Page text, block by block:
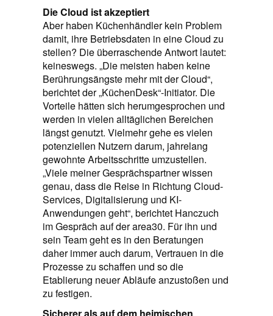
Die Cloud ist akzeptiert
Aber haben Küchenhändler kein Problem
damit, ihre Betriebsdaten in eine Cloud zu
stellen? Die überraschende Antwort lautet:
keineswegs. „Die meisten haben keine
Berührungsängste mehr mit der Cloud“,
berichtet der „KüchenDesk“-Initiator. Die
Vorteile hätten sich herumgesprochen und
werden in vielen alltäglichen Bereichen
längst genutzt. Vielmehr gehe es vielen
potenziellen Nutzern darum, jahrelang
gewohnte Arbeitsschritte umzustellen.
„Viele meiner Gesprächspartner wissen
genau, dass die Reise in Richtung Cloud-
Services, Digitalisierung und KI-
Anwendungen geht“, berichtet Hanczuch
im Gespräch auf der area30. Für ihn und
sein Team geht es in den Beratungen
daher immer auch darum, Vertrauen in die
Prozesse zu schaffen und so die
Etablierung neuer Abläufe anzustoßen und
zu festigen.